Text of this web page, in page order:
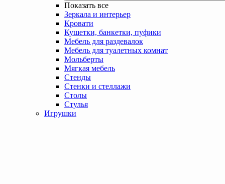
Показать все
Зеркала и интерьер
Кровати
Кушетки, банкетки, пуфики
Мебель для раздевалок
Мебель для туалетных комнат
Мольберты
Мягкая мебель
Стенды
Стенки и стеллажи
Столы
Стулья
Игрушки